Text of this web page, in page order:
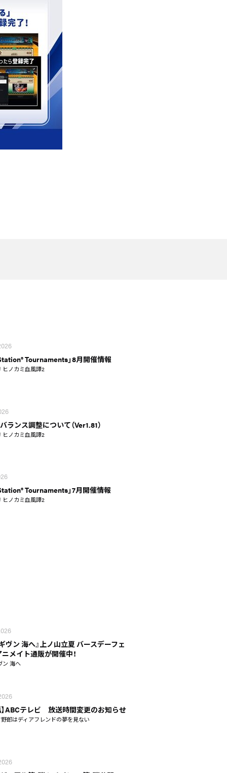
Tournaments」8月開催情報
ヒノカミ血風譚2
ランス調整について（Ver1.81）
ヒノカミ血風譚2
Tournaments」7月開催情報
ヒノカミ血風譚2
ヴン 海へ』上ノ山立夏 バースデーフェ
メイト通販が開催中！
ン 海へ
】ABCテレビ 放送時間変更のお知らせ
郎はディアフレンドの夢を見ない